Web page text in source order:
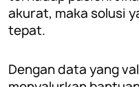
akurat, maka solusi
tepat.
Dengan data yang